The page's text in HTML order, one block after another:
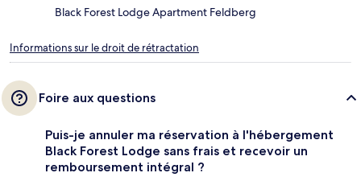
Black Forest Lodge Apartment Feldberg
Informations sur le droit de rétractation
Foire aux questions
Puis-je annuler ma réservation à l'hébergement
Black Forest Lodge sans frais et recevoir un
remboursement intégral ?